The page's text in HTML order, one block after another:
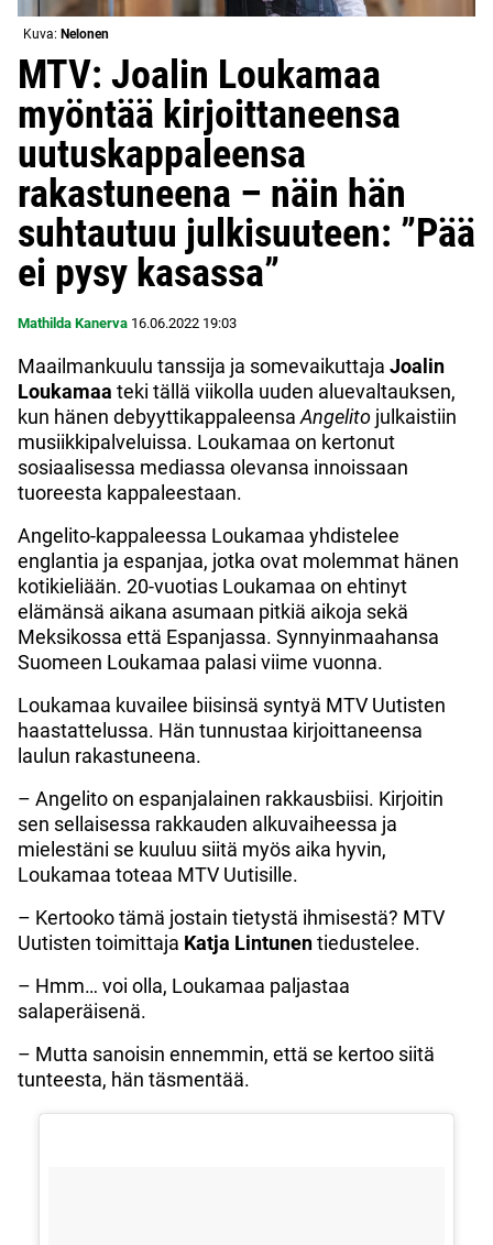
Kuva: Nelonen
MTV: Joalin Loukamaa
myöntää kirjoittaneensa
uutuskappaleensa
rakastuneena – näin hän
suhtautuu julkisuuteen: ”Pää
ei pysy kasassa”
Mathilda Kanerva 16.06.2022 19:03
Maailmankuulu tanssija ja somevaikuttaja Joalin
Loukamaa teki tällä viikolla uuden aluevaltauksen,
kun hänen debyyttikappaleensaAngelito julkaistiin
musiikkipalveluissa. Loukamaa on kertonut
sosiaalisessa mediassa olevansa innoissaan
tuoreesta kappaleestaan.
Angelito-kappaleessa Loukamaa yhdistelee
englantia ja espanjaa, jotka ovat molemmat hänen
kotikieliään. 20-vuotias Loukamaa on ehtinyt
elämänsä aikana asumaan pitkiä aikoja sekä
Meksikossa että Espanjassa. Synnyinmaahansa
Suomeen Loukamaa palasi viime vuonna.
Loukamaa kuvailee biisinsä syntyä MTV Uutisten
haastattelussa. Hän tunnustaa kirjoittaneensa
laulun rakastuneena.
– Angelito on espanjalainen rakkausbiisi. Kirjoitin
sen sellaisessa rakkauden alkuvaiheessa ja
mielestäni se kuuluu siitä myös aika hyvin,
Loukamaa toteaa MTV Uutisille.
– Kertooko tämä jostain tietystä ihmisestä? MTV
Uutisten toimittaja Katja Lintunentiedustelee.
– Hmm… voi olla, Loukamaa paljastaa
salaperäisenä.
– Mutta sanoisin ennemmin, että se kertoo siitä
tunteesta, hän täsmentää.